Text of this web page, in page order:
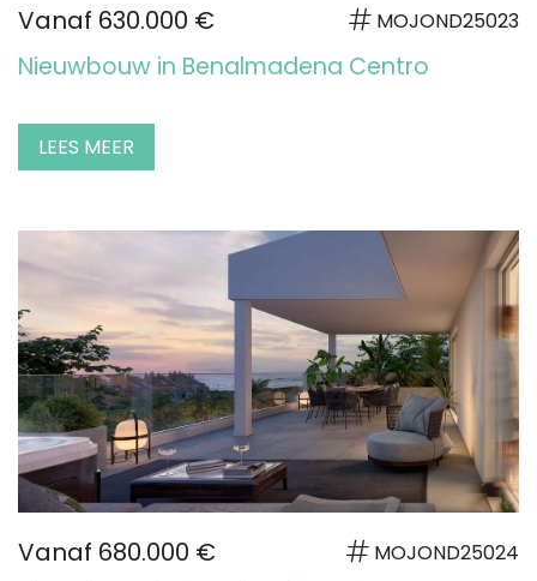
Vanaf 630.000 € MOJOND25023
Nieuwbouw in Benalmadena Centro
LEES MEER
Vanaf 680.000 € MOJOND25024